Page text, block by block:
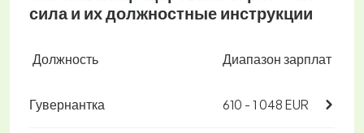
сила и их должностные инструкции
Должность Диапазон зарплат
Гувернантка 610 - 1 048 EUR